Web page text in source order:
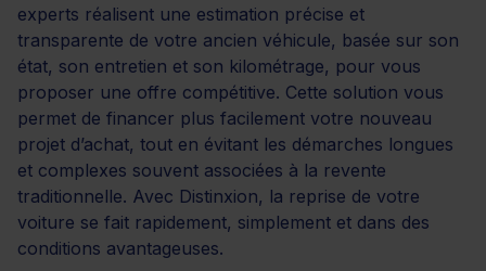
experts réalisent une estimation précise et
transparente de votre ancien véhicule, basée sur son
état, son entretien et son kilométrage, pour vous
proposer une offre compétitive. Cette solution vous
permet de financer plus facilement votre nouveau
projet d’achat, tout en évitant les démarches longues
et complexes souvent associées à la revente
traditionnelle. Avec Distinxion, la reprise de votre
voiture se fait rapidement, simplement et dans des
conditions avantageuses.